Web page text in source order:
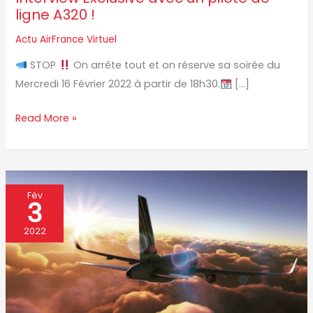
ligne A320 !
Actu AirFrance Virtuel
STOP
On arrête tout et on réserve sa soirée du
Mercredi 16 Février 2022 à partir de 18h30.
[…]
Read More »
Fév
3
2022
Plug
Fly
:
Le
nouveau
service